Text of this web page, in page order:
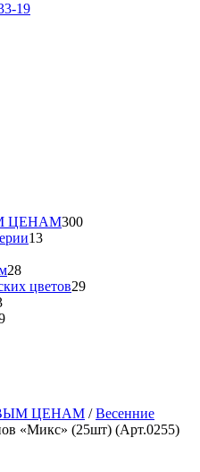
19
ЦЕНАМ300300
1313
2828
товаров
цветов2929
3
товара
209
163
ЦЕНАМ /Весенние
«Микс» (25шт) (Арт.0255)